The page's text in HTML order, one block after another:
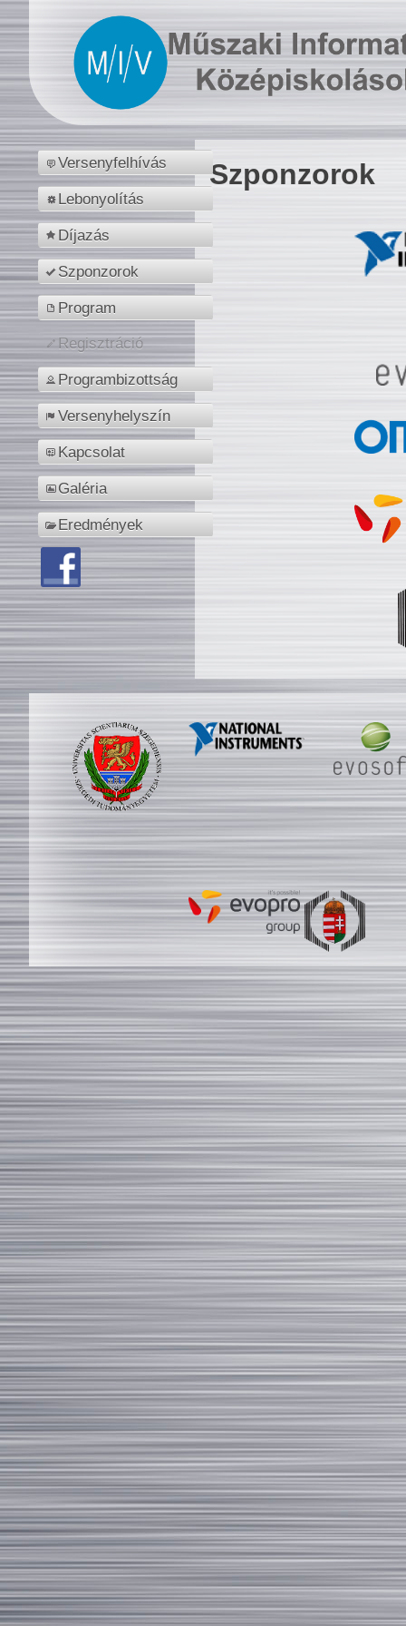
Versenyfelhívás
Lebonyolítás
Díjazás
Szponzorok
Program
Regisztráció
Programbizottság
Versenyhelyszín
Kapcsolat
Galéria
Eredmények
Szponzorok